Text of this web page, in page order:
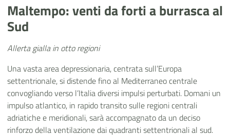
Maltempo: venti da forti a burrasca al
Sud
Allerta gialla in otto regioni
Una vasta area depressionaria, centrata sull’Europa
settentrionale, si distende fino al Mediterraneo centrale
convogliando verso l’Italia diversi impulsi perturbati. Domani un
impulso atlantico, in rapido transito sulle regioni centrali
adriatiche e meridionali, sarà accompagnato da un deciso
rinforzo della ventilazione dai quadranti settentrionali al sud.